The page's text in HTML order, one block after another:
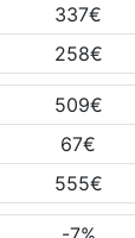
337€
258€
509€
67€
555€